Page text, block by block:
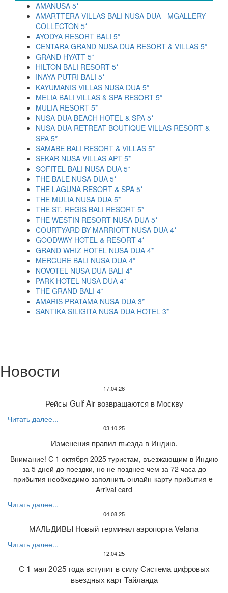
AMANUSA 5*
AMARTTERA VILLAS BALI NUSA DUA - MGALLERY
COLLECTON 5*
AYODYA RESORT BALI 5*
CENTARA GRAND NUSA DUA RESORT & VILLAS 5*
GRAND HYATT 5*
HILTON BALI RESORT 5*
INAYA PUTRI BALI 5*
KAYUMANIS VILLAS NUSA DUA 5*
MELIA BALI VILLAS & SPA RESORT 5*
MULIA RESORT 5*
NUSA DUA BEACH HOTEL & SPA 5*
NUSA DUA RETREAT BOUTIQUE VILLAS RESORT &
SPA 5*
SAMABE BALI RESORT & VILLAS 5*
SEKAR NUSA VILLAS APT 5*
SOFITEL BALI NUSA-DUA 5*
THE BALE NUSA DUA 5*
THE LAGUNA RESORT & SPA 5*
THE MULIA NUSA DUA 5*
THE ST. REGIS BALI RESORT 5*
THE WESTIN RESORT NUSA DUA 5*
COURTYARD BY MARRIOTT NUSA DUA 4*
GOODWAY HOTEL & RESORT 4*
GRAND WHIZ HOTEL NUSA DUA 4*
MERCURE BALI NUSA DUA 4*
NOVOTEL NUSA DUA BALI 4*
PARK HOTEL NUSA DUA 4*
THE GRAND BALI 4*
AMARIS PRATAMA NUSA DUA 3*
SANTIKA SILIGITA NUSA DUA HOTEL 3*
Новости
17.04.26
Рейсы Gulf Air возвращаются в Москву
Читать далее...
03.10.25
Изменения правил въезда в Индию.
Внимание! С 1 октября 2025 туристам, въезжающим в Индию
за 5 дней до поездки, но не позднее чем за 72 часа до
прибытия необходимо заполнить онлайн-карту прибытия e-
Arrival card
Читать далее...
04.08.25
МАЛЬДИВЫ Новый терминал аэропорта Velana
Читать далее...
12.04.25
С 1 мая 2025 года вступит в силу Система цифровых
въездных карт Тайланда